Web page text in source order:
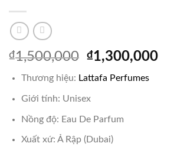
₫1,500,000 Giá
là:
₫1,500,000.
₫1,300,000Giá
Thương hiệu: Lattafa Perfumes
Giới tính: Unisex
Nồng độ: Eau De Parfum
Xuất xứ: Ả Rập (Dubai)